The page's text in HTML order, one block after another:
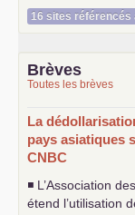
16 sites référencés
Brèves
Toutes les brèves
La
pays asiatiques
CNBC
◾ L’Association
étend l’utilisation